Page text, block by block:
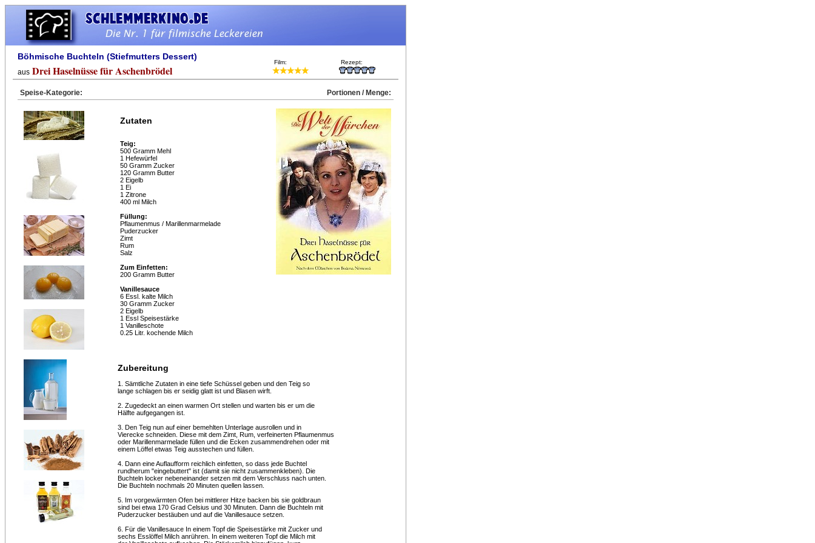
Böhmische Buchteln (Stiefmutters Dessert)
aus Drei Haselnüsse für Aschenbrödel
Rezept:
Film:
Speise-Kategorie: Portionen / Menge:
Zutaten
Teig:
500 Gramm Mehl
1 Hefewürfel
50 Gramm Zucker
120 Gramm Butter
2 Eigelb
1 Ei
1 Zitrone
400 ml Milch
Füllung:
Pflaumenmus / Marillenmarmelade
Puderzucker
Zimt
Rum
Salz
Zum Einfetten:
200 Gramm Butter
Vanillesauce
6 Essl. kalte Milch
30 Gramm Zucker
2 Eigelb
1 Essl Speisestärke
1 Vanilleschote
0.25 Litr. kochende Milch
Zubereitung
1. Sämtliche Zutaten in eine tiefe Schüssel geben und den Teig so
lange schlagen bis er seidig glatt ist und Blasen wirft.
2. Zugedeckt an einen warmen Ort stellen und warten bis er um die
Hälfte aufgegangen ist.
3. Den Teig nun auf einer bemehlten Unterlage ausrollen und in
Vierecke schneiden. Diese mit dem Zimt, Rum, verfeinerten Pflaumenmus
oder Marillenmarmelade füllen und die Ecken zusammendrehen oder mit
einem Löffel etwas Teig ausstechen und füllen.
4. Dann eine Auflaufform reichlich einfetten, so dass jede Buchtel
rundherum "eingebuttert" ist (damit sie nicht zusammenkleben). Die
Buchteln locker nebeneinander setzen mit dem Verschluss nach unten.
Die Buchteln nochmals 20 Minuten quellen lassen.
5. Im vorgewärmten Ofen bei mittlerer Hitze backen bis sie goldbraun
sind bei etwa 170 Grad Celsius und 30 Minuten. Dann die Buchteln mit
Puderzucker bestäuben und auf die Vanillesauce setzen.
6. Für die Vanillesauce In einem Topf die Speisestärke mit Zucker und
sechs Esslöffel Milch anrühren. In einem weiteren Topf die Milch mit